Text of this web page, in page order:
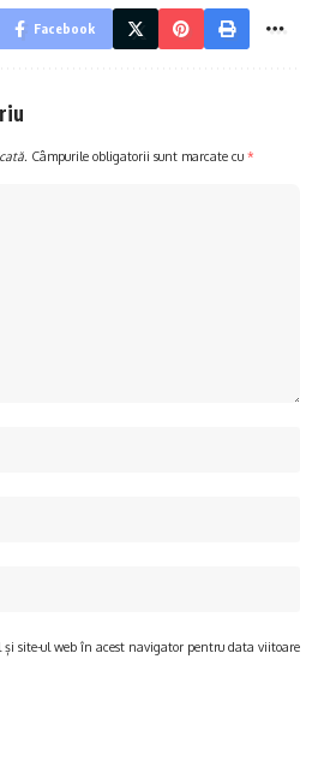
Facebook
Câmpurile obligatorii sunt marcate cu *
și site-ul web în acest navigator pentru data viitoare